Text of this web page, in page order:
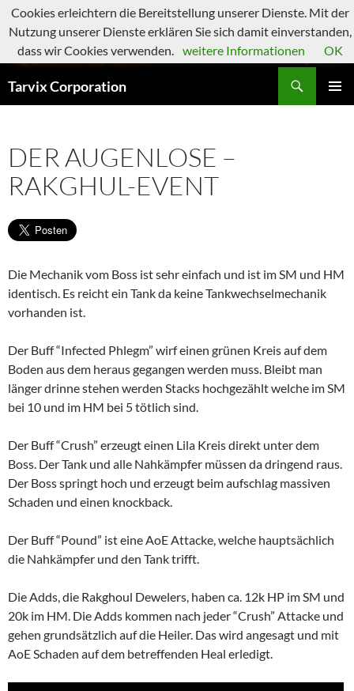
Zum
Inhalt
springen
Tarvix Corporation
DER AUGENLOSE –
RAKGHUL-EVENT
Die Mechanik vom Boss ist sehr einfach und ist im SM und HM
identisch. Es reicht ein Tank da keine Tankwechselmechanik
vorhanden ist.
Der Buff “Infected Phlegm” wirf einen grünen Kreis auf dem
Boden aus dem heraus gegangen werden muss. Bleibt man
länger drinne stehen werden Stacks hochgezählt welche im SM
bei 10 und im HM bei 5 tötlich sind.
Der Buff “Crush” erzeugt einen Lila Kreis direkt unter dem
Boss. Der Tank und alle Nahkämpfer müssen da dringend raus.
Der Boss springt hoch und erzeugt beim aufschlag massiven
Schaden und einen knockback.
Der Buff “Pound” ist eine AoE Attacke, welche hauptsächlich
die Nahkämpfer und den Tank trifft.
Die Adds, die Rakghoul Dewelers, haben ca. 12k HP im SM und
20k im HM. Die Adds kommen nach jeder “Crush” Attacke und
gehen grundsätzlich auf die Heiler. Das wird angesagt und mit
AoE Schaden auf dem betreffenden Heal erledigt.
Cookies erleichtern die Bereitstellung unserer Dienste. Mit der
Nutzung unserer Dienste erklären Sie sich damit einverstanden,
dass wir Cookies verwenden. weitere Informationen OK